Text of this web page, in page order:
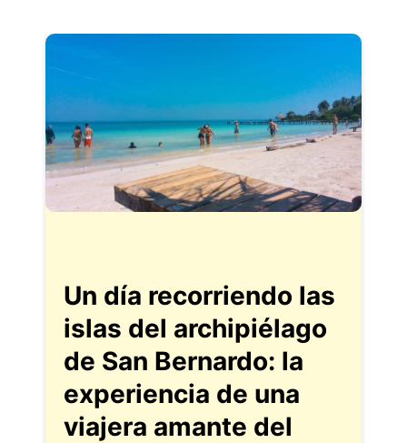
Un día recorriendo las
islas del archipiélago
de San Bernardo: la
experiencia de una
viajera amante del